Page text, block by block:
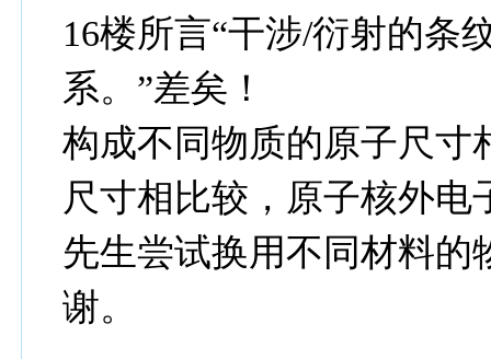
16楼所言“干涉/衍射的条
系。”差矣！
构成不同物质的原子尺
尺寸相比较，原子核外
先生尝试换用不同材料的
谢。